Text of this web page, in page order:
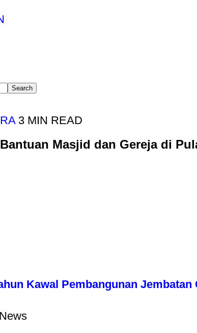
Search
3 MIN READ
Masjid dan Gereja di
Kawal Pembangunan